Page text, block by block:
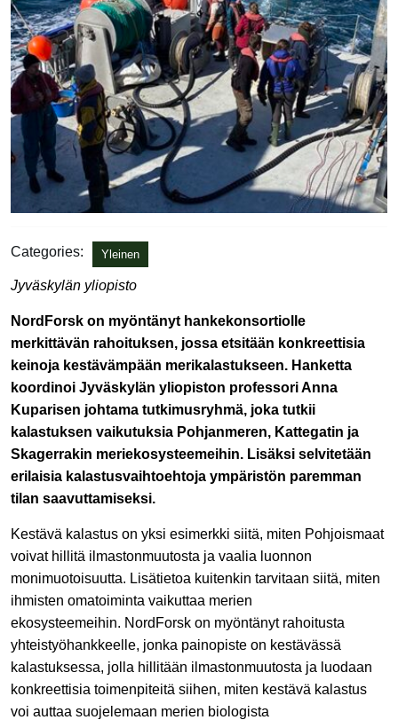
Categories: Yleinen
Jyväskylän yliopisto
NordForsk on myöntänyt hankekonsortiolle
merkittävän rahoituksen, jossa etsitään konkreettisia
keinoja kestävämpään merikalastukseen. Hanketta
koordinoi Jyväskylän yliopiston professori Anna
Kuparisen johtama tutkimusryhmä, joka tutkii
kalastuksen vaikutuksia Pohjanmeren, Kattegatin ja
Skagerrakin meriekosysteemeihin. Lisäksi selvitetään
erilaisia kalastusvaihtoehtoja ympäristön paremman
tilan saavuttamiseksi.
Kestävä kalastus on yksi esimerkki siitä, miten Pohjoismaat
voivat hillitä ilmastonmuutosta ja vaalia luonnon
monimuotoisuutta. Lisätietoa kuitenkin tarvitaan siitä, miten
ihmisten omatoiminta vaikuttaa merien
ekosysteemeihin. NordForsk on myöntänyt rahoitusta
yhteistyöhankkeelle, jonka painopiste on kestävässä
kalastuksessa, jolla hillitään ilmastonmuutosta ja luodaan
konkreettisia toimenpiteitä siihen, miten kestävä kalastus
voi auttaa suojelemaan merien biologista